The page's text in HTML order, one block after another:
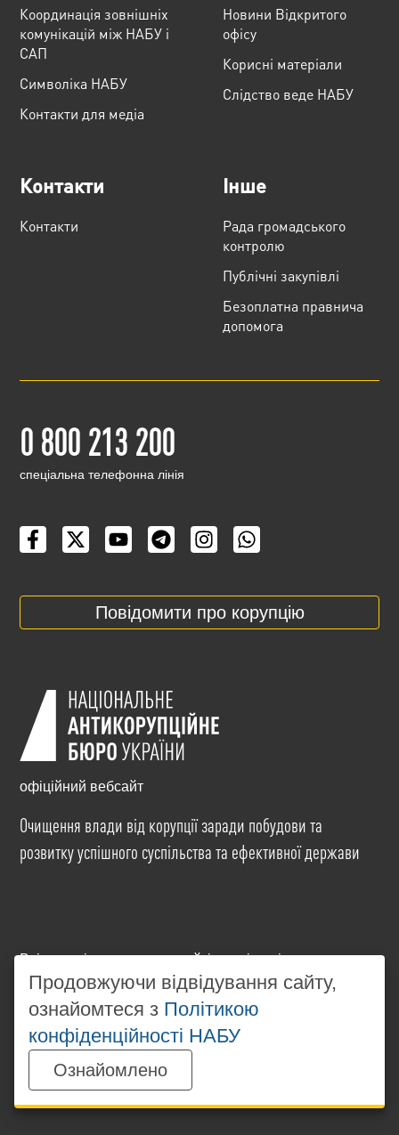
Координація зовнішніх
комунікацій між НАБУ і
САП
Cимволіка НАБУ
Контакти для медіа
Новини Відкритого
офісу
Корисні матеріали
Слідство веде НАБУ
Контакти
Контакти
Інше
Рада громадського
контролю
Публічні закупівлі
Безоплатна правнича
допомога
0 800 213 200
cпеціальна телефонна лінія
Повідомити про корупцію
офіційний вебсайт
Очищення влади від корупції заради побудови та
розвитку успішного суспільства та ефективної держави
Всі матеріали на цьому сайті розміщені на умовах
ліцензіїCreative Commons Attribution-NonCommercial-
NoDerivatives 4.0 International. Використання будь-
яких матеріалів, розміщених на сайті, дозволяється
за умови посилання наwww.nabu.gov.ua
незалежності від повного або часткового
використання матеріалів.
Продовжуючи відвідування сайту,
ознайомтеся з Політикою
конфіденційності НАБУ
Ознайомлено